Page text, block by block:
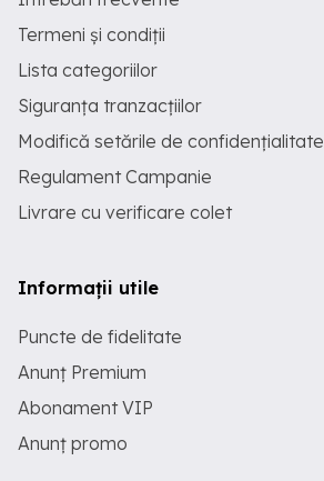
Termeni și condiții
Lista categoriilor
Siguranța tranzacțiilor
Modifică setările de confidențialitate
Regulament Campanie
Livrare cu verificare colet
Informații utile
Puncte de fidelitate
Anunț Premium
Abonament VIP
Anunț promo